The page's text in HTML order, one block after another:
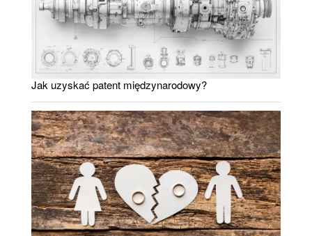
Jak uzyskać patent międzynarodowy?